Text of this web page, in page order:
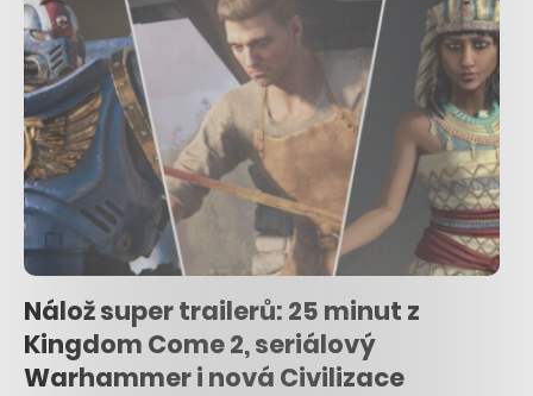
Nálož super trailerů: 25 minut z
Kingdom Come 2, seriálový
Warhammer i nová Civilizace